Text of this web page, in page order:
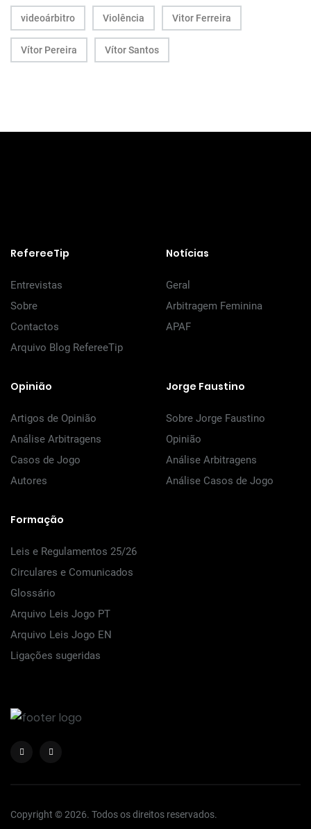
videoárbitro Violência Vitor Ferreira
Vítor Pereira Vítor Santos
RefereeTip
Entrevistas
Sobre
Contactos
Arquivo Blog RefereeTip
Notícias
Geral
Arbitragem Feminina
APAF
Opinião
Artigos de Opinião
Análise Arbitragens
Casos de Jogo
Autores
Jorge Faustino
Sobre Jorge Faustino
Opinião
Análise Arbitragens
Análise Casos de Jogo
Formação
Leis e Regulamentos 25/26
Circulares e Comunicados
Glossário
Arquivo Leis Jogo PT
Arquivo Leis Jogo EN
Ligações sugeridas
Copyright © 2026. Todos os direitos reservados.